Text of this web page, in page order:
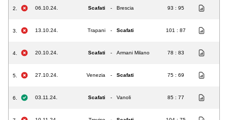
2. 06.10.24. Scafati - Brescia 93 : 95
3. 13.10.24. Trapani - Scafati 101 : 87
4. 20.10.24. Scafati - Armani Milano 78 : 83
5. 27.10.24. Venezia - Scafati 75 : 69
6. 03.11.24. Scafati - Vanoli 85 : 77